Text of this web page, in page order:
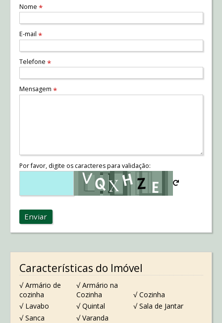
Nome *
E-mail *
Telefone *
Mensagem *
Por favor, digite os caracteres para validação:
Enviar
Características do Imóvel
√ Armário de
cozinha
√ Armário na
Cozinha
√ Cozinha
√ Lavabo
√ Quintal
√ Sala de Jantar
√ Sanca
√ Varanda